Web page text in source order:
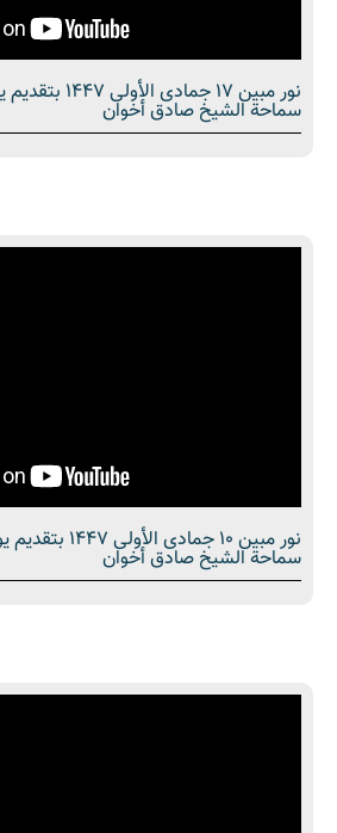
نور مبین 17
سماحة الشیخ صادق أخوان
نور مبین 10
سماحة الشیخ صادق أخوان